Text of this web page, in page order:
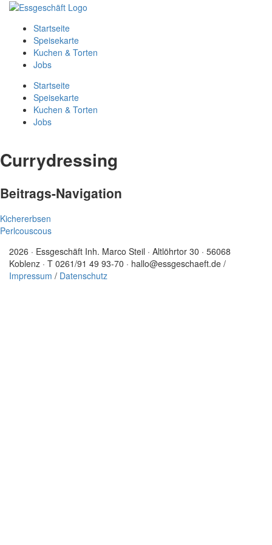
Startseite
Speisekarte
Kuchen & Torten
Jobs
Startseite
Speisekarte
Kuchen & Torten
Jobs
Currydressing
Beitrags-Navigation
Kichererbsen
Perlcouscous
2026 · Essgeschäft Inh. Marco Steil · Altlöhrtor 30 · 56068
Koblenz · T 0261/91 49 93-70 · hallo@essgeschaeft.de /
Impressum / Datenschutz